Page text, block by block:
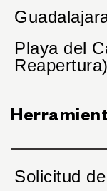
Playa del
Reapertura)
Solicitud